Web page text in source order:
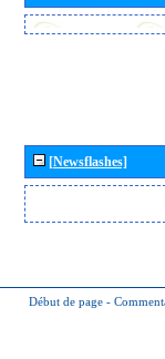
[Newsflashes]
Début de page -